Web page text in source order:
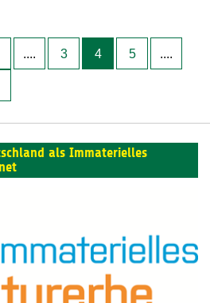
.... 3 4 5 ....
als Immaterielles